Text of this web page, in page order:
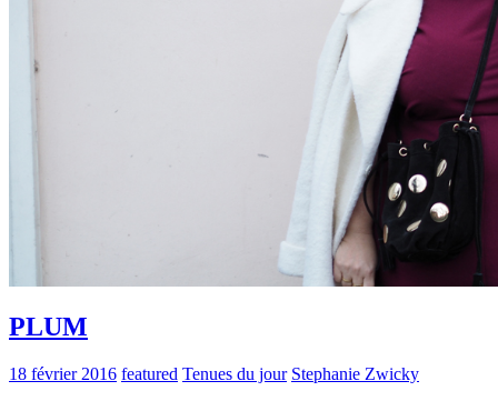
PLUM
18 février 2016 featured Tenues du jour Stephanie Zwicky